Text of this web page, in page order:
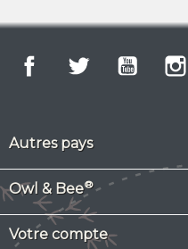
FacebookTwitter
Autres pays
Owl & Bee®
Votre compte